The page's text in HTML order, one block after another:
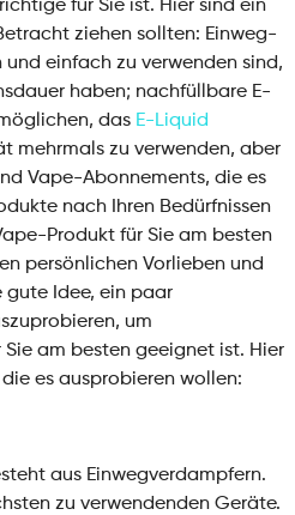
für Sie ist. Hier sind ein
ziehen sollten: Einweg-
einfach zu verwenden sind,
haben; nachfüllbare E-
das E-Liquid
mehrmals zu verwenden, aber
Vape-Abonnements, die es
nach Ihren Bedürfnissen
Produkt für Sie am besten
persönlichen Vorlieben und
gute Idee, ein paar
um
Sie am besten geeignet ist. Hier
es ausprobieren wollen:
aus Einwegverdampfern.
zu verwendenden Geräte.